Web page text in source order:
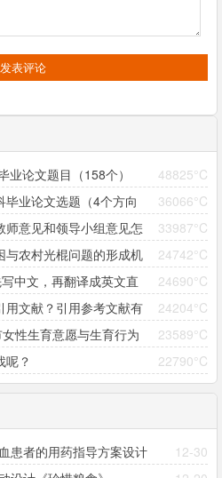
48825°C
论文题目（158个）
36066°C
业论文选题（4个方向
33987°C
意见和领导小组意见怎
24742°C
与农村光棍问题的形成机
24690°C
中文，再翻译成英文直
24204°C
用文献？引用参考文献有
23589°C
性生育意愿与生育行为
22790°C
呢？
12-30
患者的用药指导方案设计